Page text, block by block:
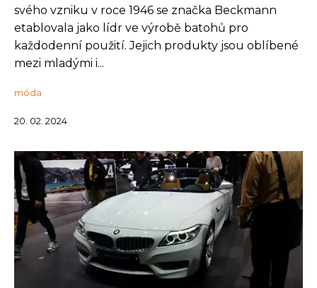
svého vzniku v roce 1946 se značka Beckmann
etablovala jako lídr ve výrobě batohů pro
každodenní použití. Jejich produkty jsou oblíbené
mezi mladými i...
móda
20. 02. 2024